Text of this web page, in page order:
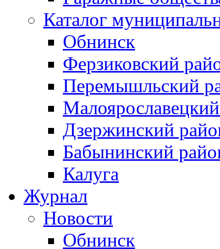
Каталог
Обнинск
Ферзиковский
Перемышльский
Дзержинский
Бабынинский
Калуга
Журнал
Новости
Обнинск